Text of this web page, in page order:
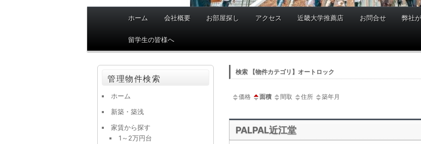
メ
ホーム 会社概要 お部屋探し アクセス 近畿大学推薦店 お問合せ 弊社
留学生の皆様へ
検索 【物件カテゴリ】オートロック
価格 面積 間取 住所 築年月
PALPAL近江堂
管理物件検索
ホーム
新築・築浅
家賃から探す
1～2万円台